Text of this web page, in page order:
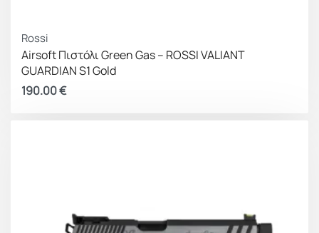
Rossi
Airsoft Πιστόλι Green Gas – ROSSI VALIANT
GUARDIAN S1 Gold
190.00€